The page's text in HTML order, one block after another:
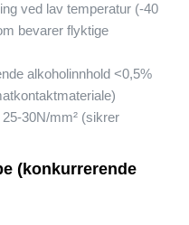
ved lav temperatur (-40
bevarer flyktige
alkoholinnhold <0,5%
30N/mm² (sikrer
(konkurrerende